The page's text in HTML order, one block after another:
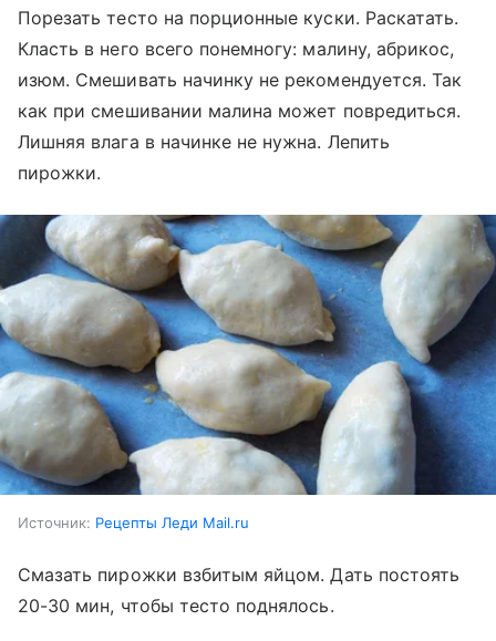
Порезать тесто на порционные куски. Раскатать.
Класть в него всего понемногу: малину, абрикос,
изюм. Смешивать начинку не рекомендуется. Так
как при смешивании малина может повредиться.
Лишняя влага в начинке не нужна. Лепить
пирожки.
Источник: Рецепты Леди Mail.ru
Смазать пирожки взбитым яйцом. Дать постоять
20-30 мин, чтобы тесто поднялось.